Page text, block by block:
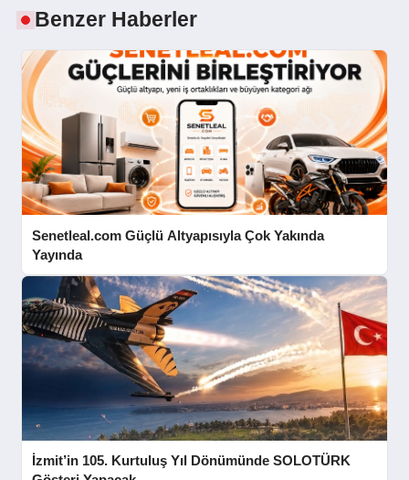
Benzer Haberler
Senetleal.com Güçlü Altyapısıyla Çok Yakında
Yayında
İzmit’in 105. Kurtuluş Yıl Dönümünde SOLOTÜRK